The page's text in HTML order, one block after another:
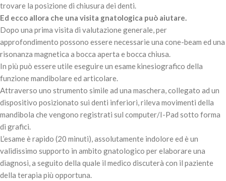
trovare la posizione di chiusura dei denti.
Ed ecco allora che una visita gnatologica può aiutare.
Dopo una prima visita di valutazione generale, per
approfondimento possono essere necessarie una cone-beam ed una
risonanza magnetica a bocca aperta e bocca chiusa.
In più può essere utile eseguire un esame kinesiografico della
funzione mandibolare ed articolare.
Attraverso uno strumento simile ad una maschera, collegato ad un
dispositivo posizionato sui denti inferiori, rileva movimenti della
mandibola che vengono registrati sul computer/I-Pad sotto forma
di grafici.
L’esame è rapido (20 minuti), assolutamente indolore ed è un
validissimo supporto in ambito gnatologico per elaborare una
diagnosi, a seguito della quale il medico discuterà con il paziente
della terapia più opportuna.